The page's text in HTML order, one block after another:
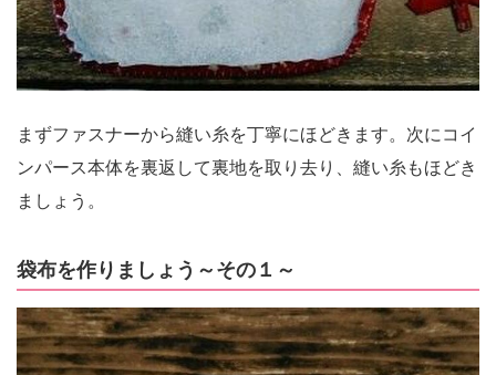
まずファスナーから縫い糸を丁寧にほどきます。次にコイ
ンパース本体を裏返して裏地を取り去り、縫い糸もほどき
ましょう。
袋布を作りましょう～その１～